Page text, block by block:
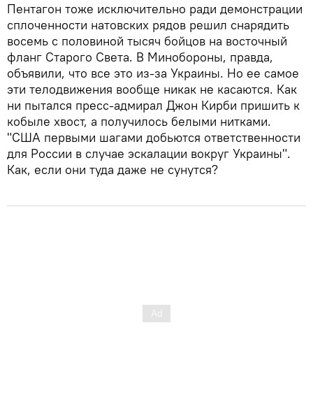
Пентагон тоже исключительно ради демонстрации
сплоченности натовских рядов решил снарядить
восемь с половиной тысяч бойцов на восточный
фланг Старого Света. В Минобороны, правда,
объявили, что все это из-за Украины. Но ее самое
эти телодвижения вообще никак не касаются. Как
ни пытался пресс-адмирал Джон Кирби пришить к
кобыле хвост, а получилось белыми нитками.
"США первыми шагами добьются ответственности
для России в случае эскалации вокруг Украины".
Как, если они туда даже не сунутся?